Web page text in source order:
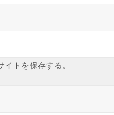
トを保存する。